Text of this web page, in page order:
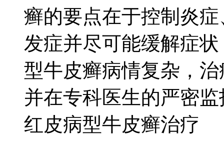
癣的要点在于控制炎
发症并尽可能缓解症
型牛皮癣病情复杂，
并在专科医生的严密
红皮病型牛皮癣治疗